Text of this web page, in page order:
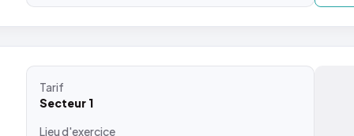
Tarif
Secteur 1
Lieud'exercice